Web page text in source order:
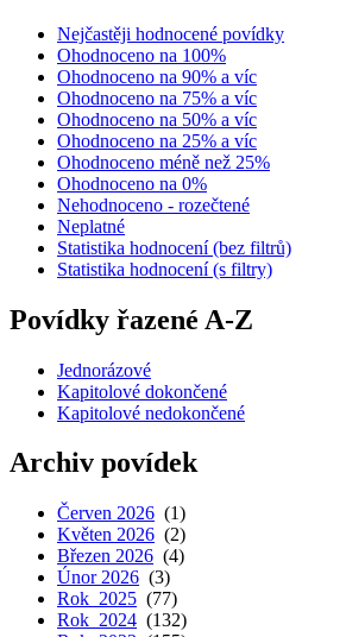
Nejčastěji hodnocené povídky
Ohodnoceno na 100%
Ohodnoceno na 90% a víc
Ohodnoceno na 75% a víc
Ohodnoceno na 50% a víc
Ohodnoceno na 25% a víc
Ohodnoceno méně než 25%
Ohodnoceno na 0%
Nehodnoceno - rozečtené
Neplatné
Statistika hodnocení (bez filtrů)
Statistika hodnocení (s filtry)
Povídky řazené A-Z
Jednorázové
Kapitolové dokončené
Kapitolové nedokončené
Archiv povídek
Červen 2026 (1)
Květen 2026 (2)
Březen 2026 (4)
Únor 2026 (3)
Rok 2025 (77)
Rok 2024 (132)